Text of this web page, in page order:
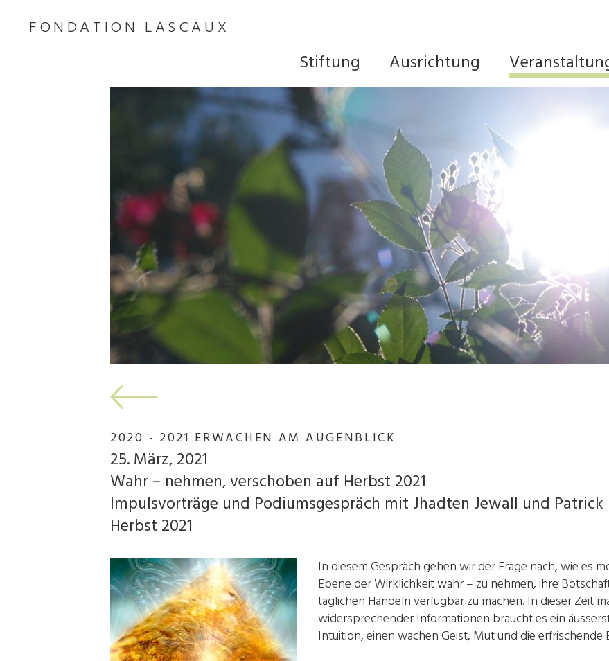
FONDATION LASCAUX
Stiftung Ausrichtung
2020 - 2021 ERWACHEN AM AUGENBLICK
25. März, 2021
Wahr – nehmen, verschoben auf Herbst 2021
Impulsvorträge und Podiumsgespräch mit Jhadten Jewall und
Herbst 2021
In diesem Gespräch gehen wir der Frage nach, wie es
Ebene der Wirklichkeit wahr – zu nehmen, ihre
täglichen Handeln verfügbar zu machen. In dieser Zeit
widersprechender Informationen braucht es ein
Intuition, einen wachen Geist, Mut und die erfrischende